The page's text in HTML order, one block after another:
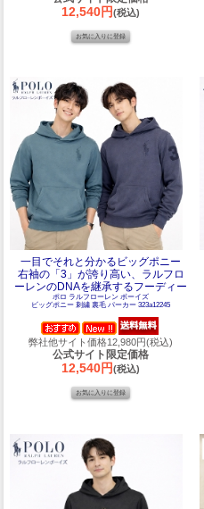
12,540円(税込)
一目でそれと分かるビッグポニー
右袖の「3」が誇り高い、ラルフロ
ーレンのDNAを継承するフーディー
ポロ ラルフローレン ボーイズ
ビッグポニー 刺繍 裏毛 パーカー 323a12245
弊社他サイト価格12,980円(税込)
公式サイト限定価格
12,540円(税込)